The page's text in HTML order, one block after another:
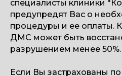
специалисты клиники
предупредят Вас о
процедуры и ее оплаты.
ДМС может быть
разрушением менее 50%.
Если Вы застрахованы
/СТРАХОВЫЕ
СОТРУДНИЧАЮЩИЕ
С КЛИНИКОЙ